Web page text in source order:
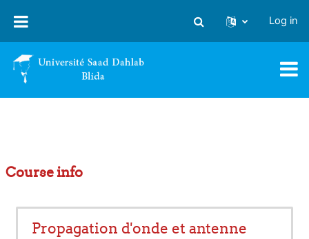
Toggle search input
Log in
Course info
Propagation d'onde et antenne